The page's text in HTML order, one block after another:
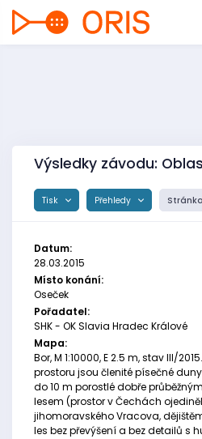
Výsledky závodu:
Tisk Přehledy
Datum:
28.03.2015
Místo konání:
Oseček
Pořadatel:
SHK - OK Slavia Hradec Králové
Mapa:
Bor, M 1:10000, E 2.5 m, stav III/
prostoru jsou členité písečné
do 10 m porostlé dobře
lesem (prostor v Čechách
jihomoravského Vracova,
les bez převýšení a bez detailů s